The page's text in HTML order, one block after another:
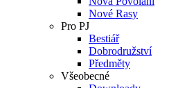
Nové Rasy
Pro PJ
Bestiář
Dobrodružství
Předměty
Všeobecné